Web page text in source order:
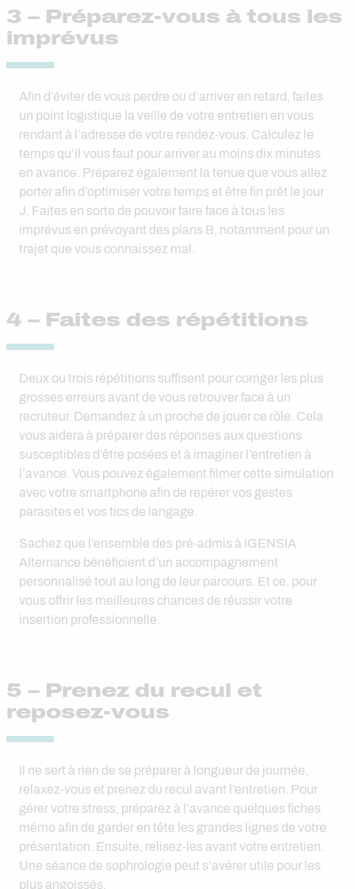
3 – Préparez-vous à tous les
imprévus
Afin d’éviter de vous perdre ou d’arriver en retard, faites
un point logistique la veille de votre entretien en vous
rendant à l’adresse de votre rendez-vous. Calculez le
temps qu’il vous faut pour arriver au moins dix minutes
en avance. Préparez également la tenue que vous allez
porter afin d’optimiser votre temps et être fin prêt le jour
J. Faites en sorte de pouvoir faire face à tous les
imprévus en prévoyant des plans B, notamment pour un
trajet que vous connaissez mal.
4 – Faites des répétitions
Deux ou trois répétitions suffisent pour corriger les plus
grosses erreurs avant de vous retrouver face à un
recruteur. Demandez à un proche de jouer ce rôle. Cela
vous aidera à préparer des réponses aux questions
susceptibles d’être posées et à imaginer l’entretien à
l’avance. Vous pouvez également filmer cette simulation
avec votre smartphone afin de repérer vos gestes
parasites et vos tics de langage.
Sachez que l’ensemble des pré-admis à IGENSIA
Alternance bénéficient d’un accompagnement
personnalisé tout au long de leur parcours. Et ce, pour
vous offrir les meilleures chances de réussir votre
insertion professionnelle.
5 – Prenez du recul et
reposez-vous
Il ne sert à rien de se préparer à longueur de journée,
relaxez-vous et prenez du recul avant l’entretien. Pour
gérer votre stress, préparez à l’avance quelques fiches
mémo afin de garder en tête les grandes lignes de votre
présentation. Ensuite, relisez-les avant votre entretien.
Une séance de sophrologie peut s’avérer utile pour les
plus angoissés.